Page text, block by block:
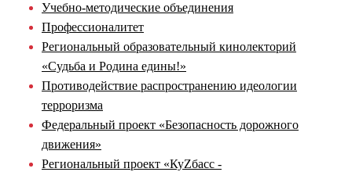
Учебно-методические объединения
Профессионалитет
Региональный образовательный кинолекторий
«Судьба и Родина едины!»
Противодействие распространению идеологии
терроризма
Федеральный проект «Безопасность дорожного
движения»
Региональный проект «КуZбасс -